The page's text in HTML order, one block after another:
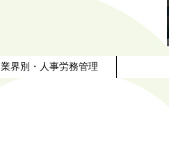
業界別・人事労務管理